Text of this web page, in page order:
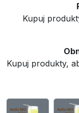
Kupuj
Kupuj produkty,